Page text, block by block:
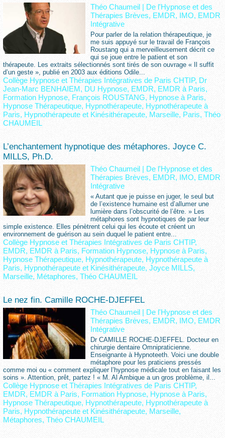
Théo Chaumeil | De l'Hypnose et des
Thérapies Brèves, EMDR, IMO, EMDR
Intégrative
Pour parler de la relation thérapeutique, je
me suis appuyé sur le travail de François
Roustang qui a merveilleusement décrit ce
qui se joue entre le patient et son
thérapeute. Les extraits sélectionnés sont tirés de son ouvrage « Il suffit
d’un geste », publié en 2003 aux éditions Odile...
Collège Hypnose et Thérapies Intégratives de Paris CHTIP, Dr
Jean-Marc BENHAIEM, DU Hypnose, EMDR, EMDR à Paris,
Formation Hypnose, François ROUSTANG, Hypnose à Paris,
Hypnose Thérapeutique, Hypnothérapeute, Hypnothérapeute à
Paris, Hypnothérapeute et Kinésithérapeute, Marseille, Paris, Théo
CHAUMEIL
L’enchantement hypnotique des métaphores. Joyce C.
MILLS, Ph.D.
Théo Chaumeil | De l'Hypnose et des
Thérapies Brèves, EMDR, IMO, EMDR
Intégrative
« Autant que je puisse en juger, le seul but
de l’existence humaine est d’allumer une
lumière dans l’obscurité de l’être. » Les
métaphores sont hypnotiques de par leur
simple existence. Elles pénètrent celui qui les écoute et créent un
environnement de guérison au sein duquel le patient entre...
Collège Hypnose et Thérapies Intégratives de Paris CHTIP,
EMDR, EMDR à Paris, Formation Hypnose, Hypnose à Paris,
Hypnose Thérapeutique, Hypnothérapeute, Hypnothérapeute à
Paris, Hypnothérapeute et Kinésithérapeute, Joyce MILLS,
Marseille, Métaphores, Théo CHAUMEIL
Le nez fin. Camille ROCHE-DJEFFEL
Théo Chaumeil | De l'Hypnose et des
Thérapies Brèves, EMDR, IMO, EMDR
Intégrative
Dr CAMILLE ROCHE-DJEFFEL. Docteur en
chirurgie dentaire Omnipraticienne.
Enseignante à Hypnoteeth. Voici une double
métaphore pour les praticiens pressés
comme moi ou « comment expliquer l’hypnose médicale tout en faisant les
soins ». Attention, prêt, partez ! « M. Al Ambique a un gros problème, il...
Collège Hypnose et Thérapies Intégratives de Paris CHTIP,
EMDR, EMDR à Paris, Formation Hypnose, Hypnose à Paris,
Hypnose Thérapeutique, Hypnothérapeute, Hypnothérapeute à
Paris, Hypnothérapeute et Kinésithérapeute, Marseille,
Métaphores, Théo CHAUMEIL